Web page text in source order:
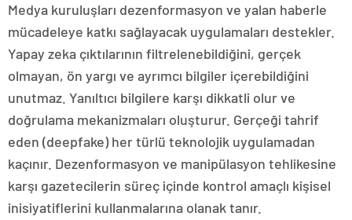
Medya kuruluşları dezenformasyon ve yalan haberle
mücadeleye katkı sağlayacak uygulamaları destekler.
Yapay zeka çıktılarının filtrelenebildiğini, gerçek
olmayan, ön yargı ve ayrımcı bilgiler içerebildiğini
unutmaz. Yanıltıcı bilgilere karşı dikkatli olur ve
doğrulama mekanizmaları oluşturur. Gerçeği tahrif
eden (deepfake) her türlü teknolojik uygulamadan
kaçınır. Dezenformasyon ve manipülasyon tehlikesine
karşı gazetecilerin süreç içinde kontrol amaçlı kişisel
inisiyatiflerini kullanmalarına olanak tanır.